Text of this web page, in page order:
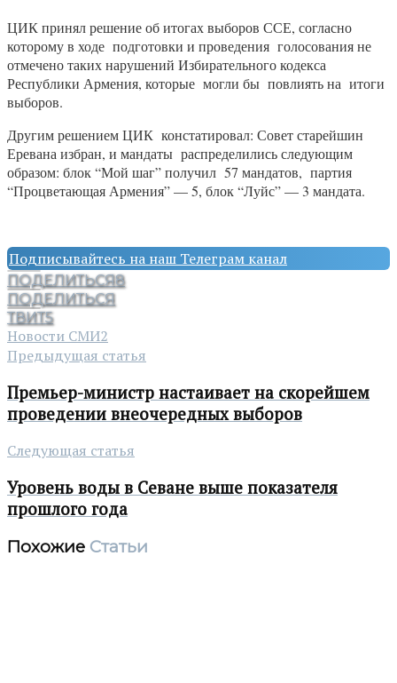
ЦИК принял решение об итогах выборов ССЕ, согласно
которому в ходе подготовки и проведения голосования не
отмечено таких нарушений Избирательного кодекса
Республики Армения, которые могли бы повлиять на итоги
выборов.
Другим решением ЦИК констатировал: Совет старейшин
Еревана избран, и мандаты распределились следующим
образом: блок “Мой шаг” получил 57 мандатов, партия
“Процветающая Армения” — 5, блок “Луйс” — 3 мандата.
Подписывайтесь на наш Телеграм канал
ПОДЕЛИТЬСЯ8
ПОДЕЛИТЬСЯ
ТВИТ5
Новости СМИ2
Предыдущая статья
Премьер-министр настаивает на скорейшем
проведении внеочередных выборов
Следующая статья
Уровень воды в Севане выше показателя
прошлого года
Похожие Статьи